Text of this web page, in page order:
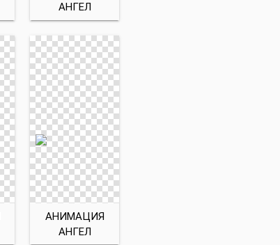
АНГЕЛ
АНИМАЦИЯ
АНГЕЛ